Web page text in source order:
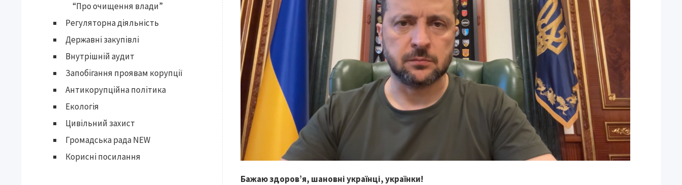
Бажаю здоров’я, шановні українці, українки!
“Про очищення влади”
Регуляторна діяльність
Державні закупівлі
Внутрішній аудит
Запобігання проявам корупції
Антикорупційна політика
Екологія
Цивільний захист
Громадська рада NEW
Корисні посилання